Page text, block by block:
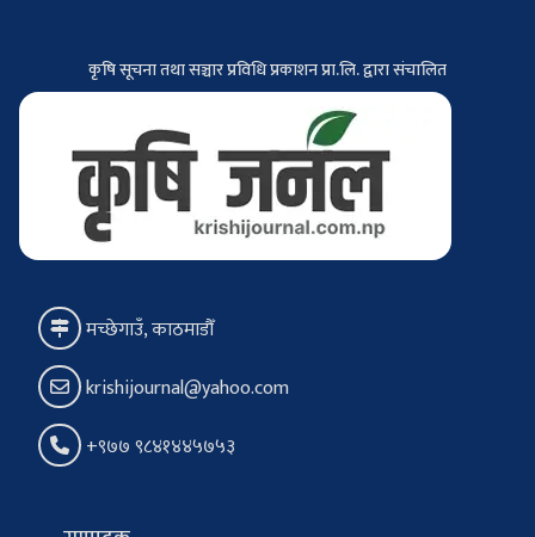
कृषि सूचना तथा सञ्चार प्रविधि प्रकाशन प्रा.लि. द्वारा संचालित
मच्छेगाउँ, काठमाडौँ
krishijournal@yahoo.com
+९७७ ९८४१४४५७५३